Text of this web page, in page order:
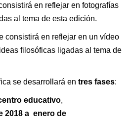
en reflejar en fotografías
al tema de esta edición.
consistirá en reflejar en un vídeo
filosóficas ligadas al tema de
se desarrollará en tres fases:
educativo,
2018 a enero de